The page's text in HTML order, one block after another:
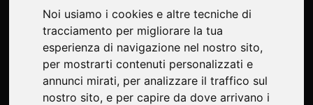
Noi usiamo i cookies e altre tecniche di
tracciamento per migliorare la tua
esperienza di navigazione nel nostro sito,
per mostrarti contenuti personalizzati e
annunci mirati, per analizzare il traffico sul
nostro sito, e per capire da dove arrivano i